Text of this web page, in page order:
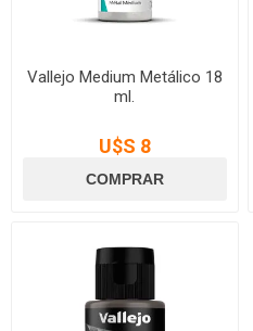
Vallejo Medium Metálico 18
ml.
U$S 8